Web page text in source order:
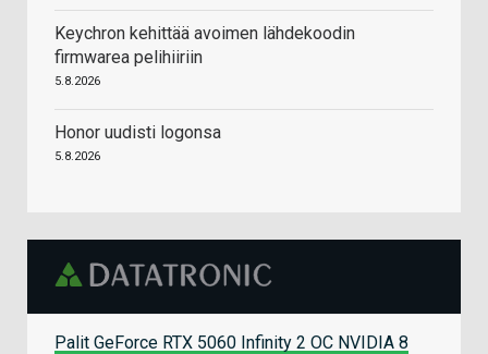
Keychron kehittää avoimen lähdekoodin
firmwarea pelihiiriin
5.8.2026
Honor uudisti logonsa
5.8.2026
Palit GeForce RTX 5060 Infinity 2 OC NVIDIA 8